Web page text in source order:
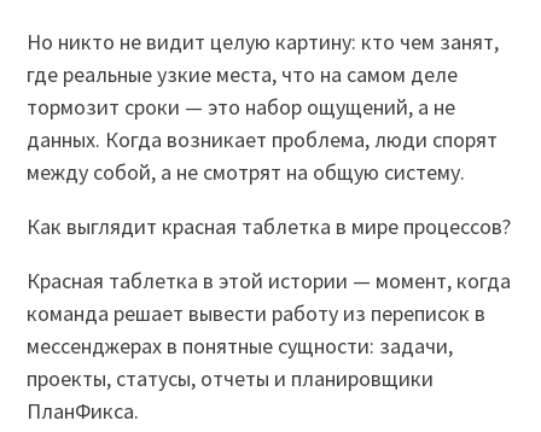
Но никто не видит целую картину: кто чем занят,
где реальные узкие места, что на самом деле
тормозит сроки — это набор ощущений, а не
данных. Когда возникает проблема, люди спорят
между собой, а не смотрят на общую систему.
Как выглядит красная таблетка в мире процессов?
Красная таблетка в этой истории — момент, когда
команда решает вывести работу из переписок в
мессенджерах в понятные сущности: задачи,
проекты, статусы, отчеты и планировщики
ПланФикса.